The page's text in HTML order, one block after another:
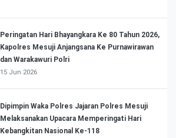
Peringatan Hari Bhayangkara Ke 80 Tahun 2026,
Kapolres Mesuji Anjangsana Ke Purnawirawan
dan Warakawuri Polri
15 Jun 2026
Dipimpin Waka Polres Jajaran Polres Mesuji
Melaksanakan Upacara Memperingati Hari
Kebangkitan Nasional Ke-118